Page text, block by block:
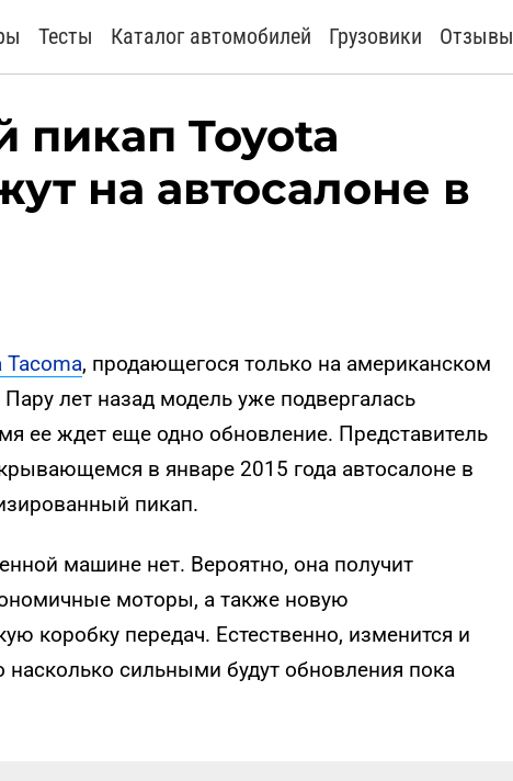
Тесты Каталог автомобилей Грузовики Отзывы
Toyota
на автосалоне в
Tacoma, продающегося только на американском
лет назад модель уже подвергалась
ее ждет еще одно обновление. Представитель
в январе 2015 года автосалоне в
пикап.
машине нет. Вероятно, она получит
моторы, а также новую
коробку передач. Естественно, изменится и
насколько сильными будут обновления пока